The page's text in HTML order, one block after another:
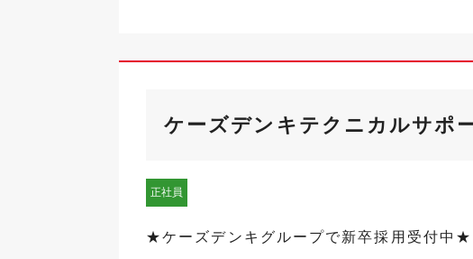
ケーズデンキテクニカルサ
正社員
★ケーズデンキグループで新卒採用受付中★